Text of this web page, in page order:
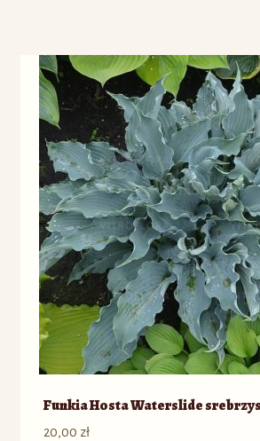
Funkia Hosta Waterslide
20,00 zł